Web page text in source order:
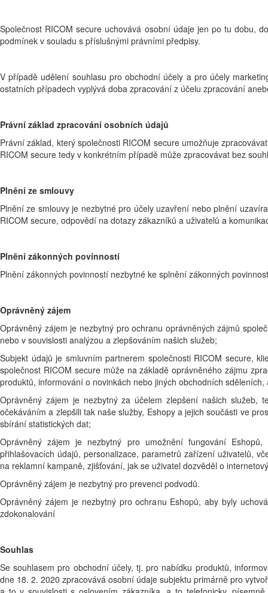
Společnost RICOM secure uchovává osobní údaje jen po tu dobu,
podmínek v souladu s příslušnými právními předpisy.
V případě udělení souhlasu pro obchodní účely a pro účely
ostatních případech vyplývá doba zpracování z účelu zpracování
Právní základ zpracování osobních údajů
Právní základ, který společnosti RICOM secure umožňuje
RICOM secure tedy v konkrétním případě může zpracovávat bez
Plnění ze smlouvy
Plnění ze smlouvy je nezbytné pro účely uzavření nebo plnění
RICOM secure, odpovědí na dotazy zákazníků a uživatelů a
Plnění zákonných povinností
Plnění zákonných povinností nezbytné ke splnění zákonných
Oprávněný zájem
Oprávněný zájem je nezbytný pro ochranu oprávněných zájmů
nebo v souvislosti analýzou a zlepšováním našich služeb;
Subjekt údajů je smluvním partnerem společnosti RICOM secure,
společnost RICOM secure může na základě oprávněného zájmu
produktů, informování o novinkách nebo jiných obchodních
Oprávněný zájem je nezbytný za účelem zlepšení našich služeb,
očekáváním a zlepšili tak naše služby, Eshopy a jejich součásti ve
sbírání statistických dat;
Oprávněný zájem je nezbytný pro umožnění fungování
přihlašovacích údajů, personalizace, parametrů zařízení uživatelů,
na reklamní kampaně, zjišťování, jak se uživatel dozvěděl o
Oprávněný zájem je nezbytný pro prevenci podvodů.
Oprávněný zájem je nezbytný pro ochranu Eshopů, aby byly
zdokonalování
Souhlas
Se souhlasem pro obchodní účely, tj. pro nabídku produktů,
dne 18. 2. 2020 zpracovává osobní údaje subjektu primárně pro